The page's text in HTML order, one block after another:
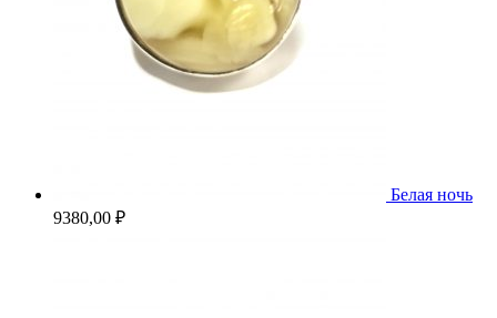
Белая ночь
9380,00 ₽